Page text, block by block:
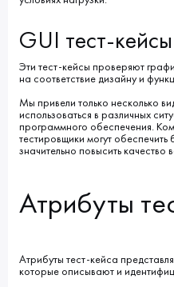
GUI тест-кейсы
Эти тест-кейсы проверяют
на соответствие дизайну и
Мы привели только несколько
использоваться в различных
программного обеспечения.
тестировщики могут
значительно повысить качество
Атрибуты
Атрибуты тест-кейса
которые описывают и